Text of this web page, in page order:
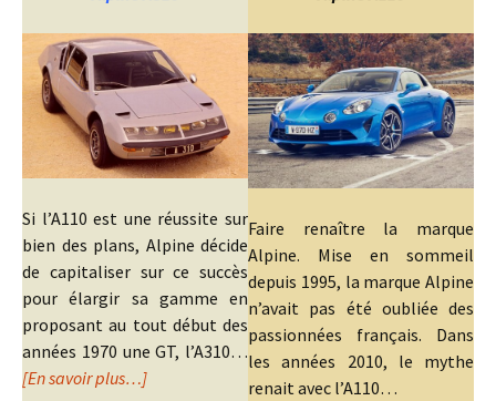
Si l’A110 est une réussite sur
bien des plans, Alpine décide
de capitaliser sur ce succès
pour élargir sa gamme en
proposant au tout début des
années 1970 une GT, l’A310…
[En savoir plus…]
Faire renaître la marque
Alpine. Mise en sommeil
depuis 1995, la marque Alpine
n’avait pas été oubliée des
passionnées français. Dans
les années 2010, le mythe
renait avec l’A110…